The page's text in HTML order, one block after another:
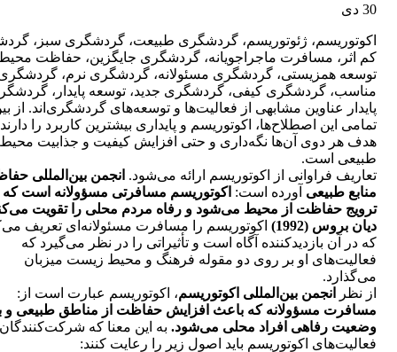
30 دی
اکوتوریسم، ژئوتوریسم، گردشگری طبیعت، گردشگری سبز،
کم اثر، مسافرت ماجراجویانه، گردشگری جایگزین، حفاظت
توسعه همزیستی، گردشگری مسئولانه، گردشگری نرم،
مناسب، گردشگری کیفی، گردشگری جدید، توسعه پایدار،
پایدار عناوین مشابهی از فعالیت‌ها و توسعه‌های گردشگری‌اند. از
تمامی این اصطلاح‌ها، اکوتوریسم و پایداری بیشترین کاربرد را
هدف هر دوی آن‌ها نگه‌داری و حتی افزایش کیفیت و جذابیت محیط
طبیعی است.
تعاریف فراوانی از اکوتوریسم ارائه می‌شود. انجمن بین‌المللی
منابع طبیعی آورده است: اکوتوریسم مسافرتی مسؤولانه است
ترویج حفاظت از محیط می‌شود و رفاه مردم محلی را تقویت
دیان بروس (1992)
اکوتوریسم را مسافرت مسئولانه‌ای تعریف
که در آن بازدیدکننده آگاه است و تأثیراتی را در نظر می‌گیرد که
فعالیت‌های او بر روی دو مقوله فرهنگ و محیط زیست میزبان
می‌گذارد.
از نظر
انجمن بین‌المللی اکوتوریسم، اکوتوریسم عبارت است از:
مسافرت مسؤولانه که باعث افزایش حفاظت از مناطق طبیعی و
وضعیت رفاهی افراد محلی می‌شود. به این معنا که
فعالیت‌های اکوتوریسم باید اصول زیر را رعایت کنند: